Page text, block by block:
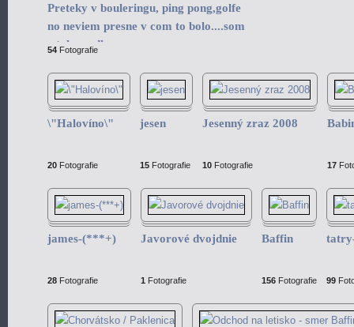
Preteky v bouleringu, ping pong,golfe
no neviem presne v com to bolo....som
z toho vedla.
54 Fotografie
\"Halovíno\"
20 Fotografie
jesen
15 Fotografie
Jesenný zraz 2008
10 Fotografie 17
james-(***+)
28 Fotografie
Javorové dvojdnie
1 Fotografie
Baffin
156 Fotografie 99